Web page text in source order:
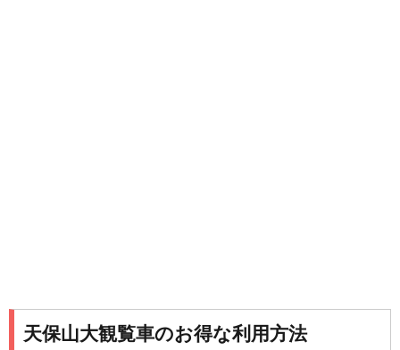
天保山大観覧車のお得な利用方法